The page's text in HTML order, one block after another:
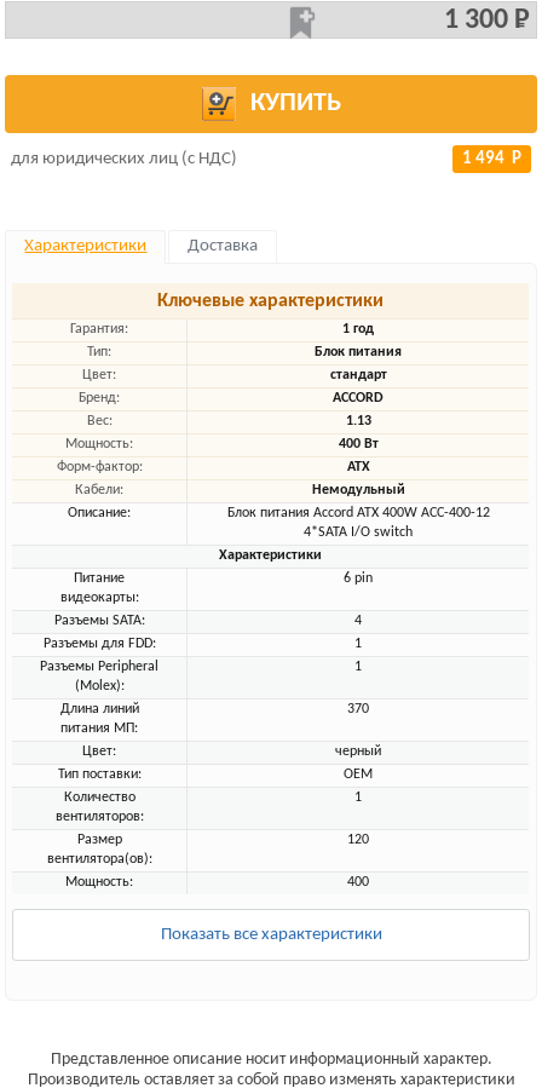
1 300 Р
КУПИТЬ
для юридических лиц (с НДС) 1 494 Р
Характеристики Доставка
Ключевые характеристики
Гарантия:
1 год
Тип:
Блок питания
Цвет:
стандарт
Бренд:
ACCORD
Вес:
1.13
Мощность:
400 Вт
Форм-фактор:
ATX
Кабели:
Немодульный
Описание:
Блок питания Accord ATX 400W ACC-400-12
4*SATA I/O switch
Характеристики
Питание
видеокарты:
6 pin
Разъемы SATA:
4
Разъемы для FDD:
1
Разъемы Peripheral
(Molex):
1
Длина линий
питания МП:
370
Цвет:
черный
Тип поставки:
OEM
Количество
вентиляторов:
1
Размер
вентилятора(ов):
120
Мощность: 400
Показать все характеристики
Представленное описание носит информационный характер.
Производитель оставляет за собой право изменять характеристики